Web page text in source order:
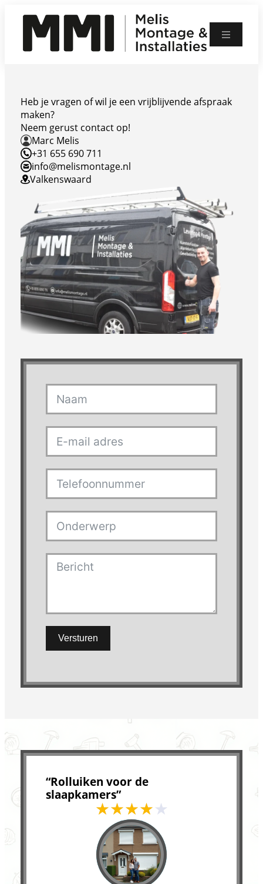
inhoud
Kozijnen
Garagedeuren
+31 655 690 711
Heb je vragen of wil je een vrijblijvende afspraak
maken?
Neem gerust contact op!
Marc Melis
+31 655 690 711
info@melismontage.nl
Valkenswaard
Versturen
“Rolluiken voor de
slaapkamers”